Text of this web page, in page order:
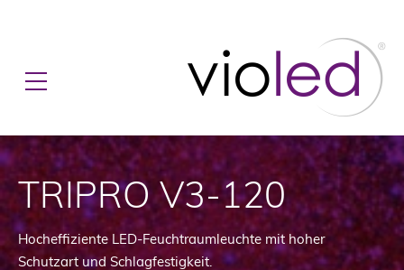
TRIPRO V3-120
Hocheffiziente LED-Feuchtraumleuchte mit hoher
Schutzart und Schlagfestigkeit.